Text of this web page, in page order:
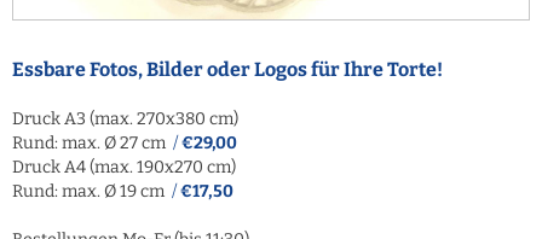
Essbare Fotos, Bilder oder Logos für Ihre Torte!
Druck A3 (max. 270x380 cm)
Rund: max. Ø 27 cm /€29,00
Druck A4 (max. 190x270 cm)
Rund: max. Ø 19 cm /€17,50